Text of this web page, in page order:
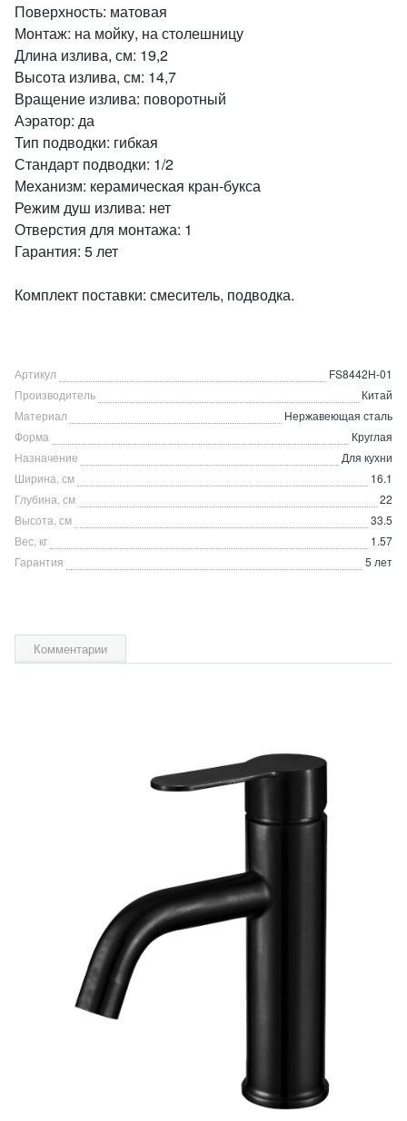
Поверхность: матовая
Монтаж: на мойку, на столешницу
Длина излива, см: 19,2
Высота излива, см: 14,7
Вращение излива: поворотный
Аэратор: да
Тип подводки: гибкая
Стандарт подводки: 1/2
Механизм: керамическая кран-букса
Режим душ излива: нет
Отверстия для монтажа: 1
Гарантия: 5 лет
Комплект поставки: смеситель, подводка.
Артикул
FS8442H-01
Производитель
Китай
Материал
Нержавеющая сталь
Форма
Круглая
Назначение
Для кухни
Ширина, см
16.1
Глубина, см
22
Высота, см
33.5
Вес, кг
1.57
Гарантия
5 лет
Комментарии